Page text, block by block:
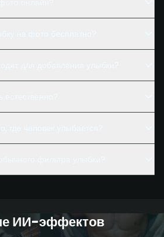
ИИ-эффектов